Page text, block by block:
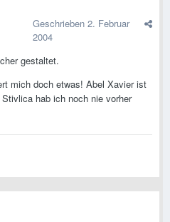
Geschrieben 2. Februar
2004
gestaltet.
mich doch etwas! Abel Xavier ist
hab ich noch nie vorher